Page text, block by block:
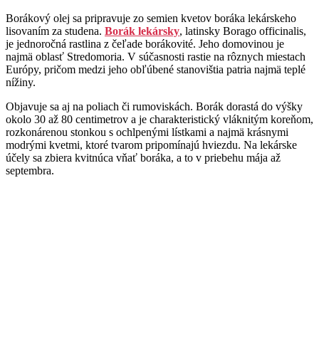
Borákový olej sa pripravuje zo semien kvetov boráka lekárskeho
lisovaním za studena. Borák lekársky, latinsky Borago officinalis,
je jednoročná rastlina z čeľade borákovité. Jeho domovinou je
najmä oblasť Stredomoria. V súčasnosti rastie na rôznych miestach
Európy, pričom medzi jeho obľúbené stanovištia patria najmä teplé
nížiny.
Objavuje sa aj na poliach či rumoviskách. Borák dorastá do výšky
okolo 30 až 80 centimetrov a je charakteristický vláknitým koreňom,
rozkonárenou stonkou s ochlpenými lístkami a najmä krásnymi
modrými kvetmi, ktoré tvarom pripomínajú hviezdu. Na lekárske
účely sa zbiera kvitnúca vňať boráka, a to v priebehu mája až
septembra.